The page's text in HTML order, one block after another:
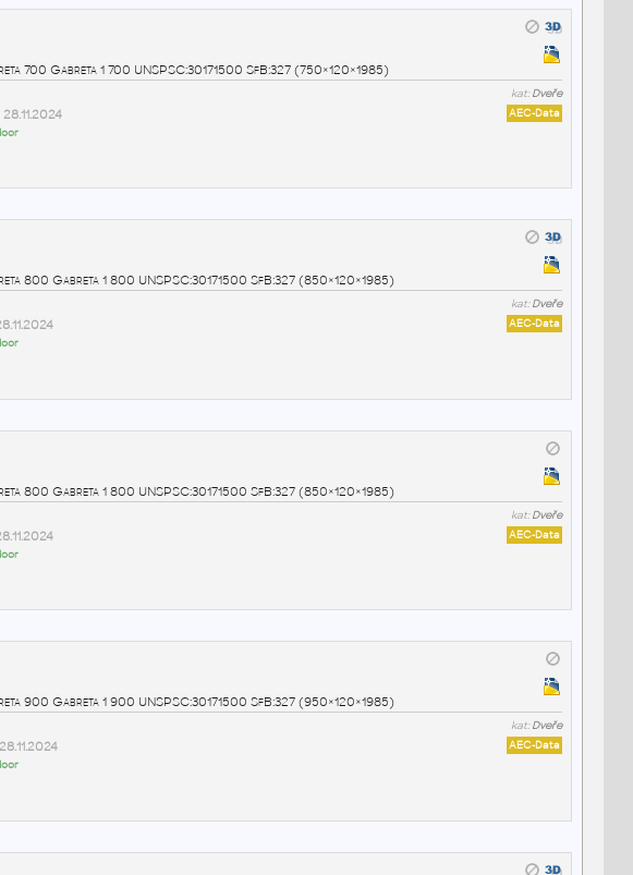
700 Gabreta 1 700 UNSPSC:30171500 SfB:327 (750×120×1985)
kat:Dveře
AEC-Data
28.11.2024
800 Gabreta 1 800 UNSPSC:30171500 SfB:327 (850×120×1985)
kat:Dveře
AEC-Data
800 Gabreta 1 800 UNSPSC:30171500 SfB:327 (850×120×1985)
kat:Dveře
AEC-Data
900 Gabreta 1 900 UNSPSC:30171500 SfB:327 (950×120×1985)
kat:Dveře
AEC-Data
28.11.2024